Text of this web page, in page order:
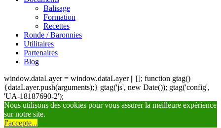
Balisage
Formation
Recettes
Ronde / Baronnies
Utilitaires
Partenaires
Blog
window.dataLayer = window.dataLayer || []; function gtag()
{dataLayer.push(arguments);} gtag('js', new Date()); gtag('config',
'UA-18187690-2');
Nous utilisons des cookies pour vous assurer la meilleure expérience
sur notre site.
J'accepte...